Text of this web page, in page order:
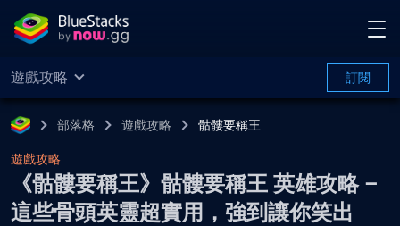
遊戲攻略 訂閱
部落格 遊戲攻略 骷髏要稱王
遊戲攻略
《骷髏要稱王》骷髏要稱王 英雄攻略 –
這些骨頭英靈超實用，強到讓你笑出